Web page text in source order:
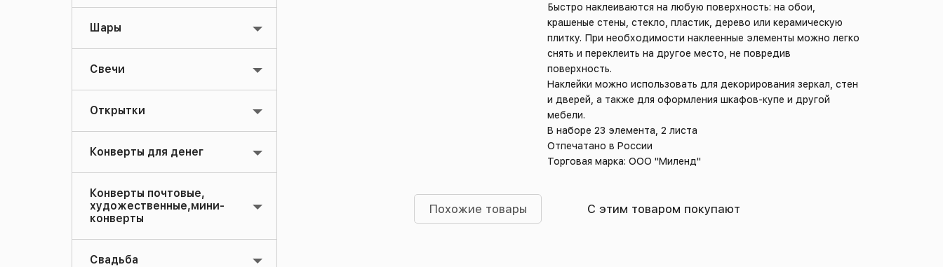
Шары
Свечи
Открытки
Конверты для денег
Конверты почтовые,
художественные,мини-
конверты
Свадьба
Быстро наклеиваются на любую поверхность: на обои,
крашеные стены, стекло, пластик, дерево или керамическую
плитку. При необходимости наклеенные элементы можно легко
снять и переклеить на другое место, не повредив
поверхность.
Наклейки можно использовать для декорирования зеркал, стен
и дверей, а также для оформления шкафов-купе и другой
мебели.
В наборе 23 элемента, 2 листа
Отпечатано в России
Торговая марка: ООО "Миленд"
Похожие товары С этим товаром покупают